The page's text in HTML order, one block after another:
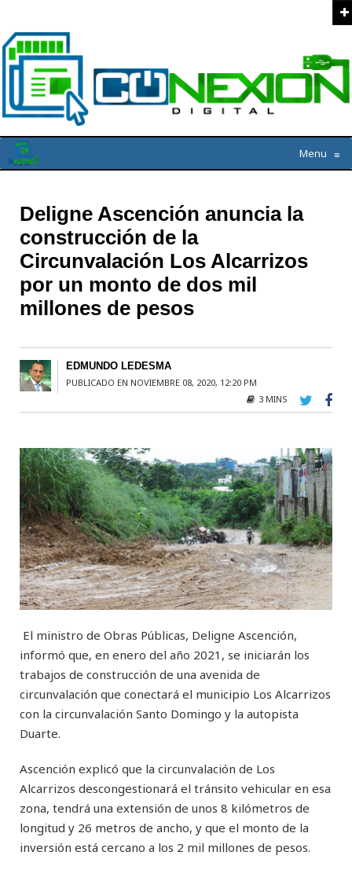
Menu ≡
Deligne Ascención anuncia la
construcción de la
Circunvalación Los Alcarrizos
por un monto de dos mil
millones de pesos
EDMUNDO LEDESMA
PUBLICADO EN NOVIEMBRE 08, 2020, 12:20 PM
3 MINS
El ministro de Obras Públicas, Deligne Ascención,
informó que, en enero del año 2021, se iniciarán los
trabajos de construcción de una avenida de
circunvalación que conectará el municipio Los Alcarrizos
con la circunvalación Santo Domingo y la autopista
Duarte.
Ascención explicó que la circunvalación de Los
Alcarrizos descongestionará el tránsito vehicular en esa
zona, tendrá una extensión de unos 8 kilómetros de
longitud y 26 metros de ancho, y que el monto de la
inversión está cercano a los 2 mil millones de pesos.